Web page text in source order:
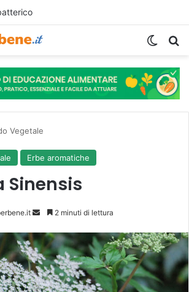
Vegetale
Erbe aromatiche
Sinensis
v
i
a
u
2 minuti di lettura